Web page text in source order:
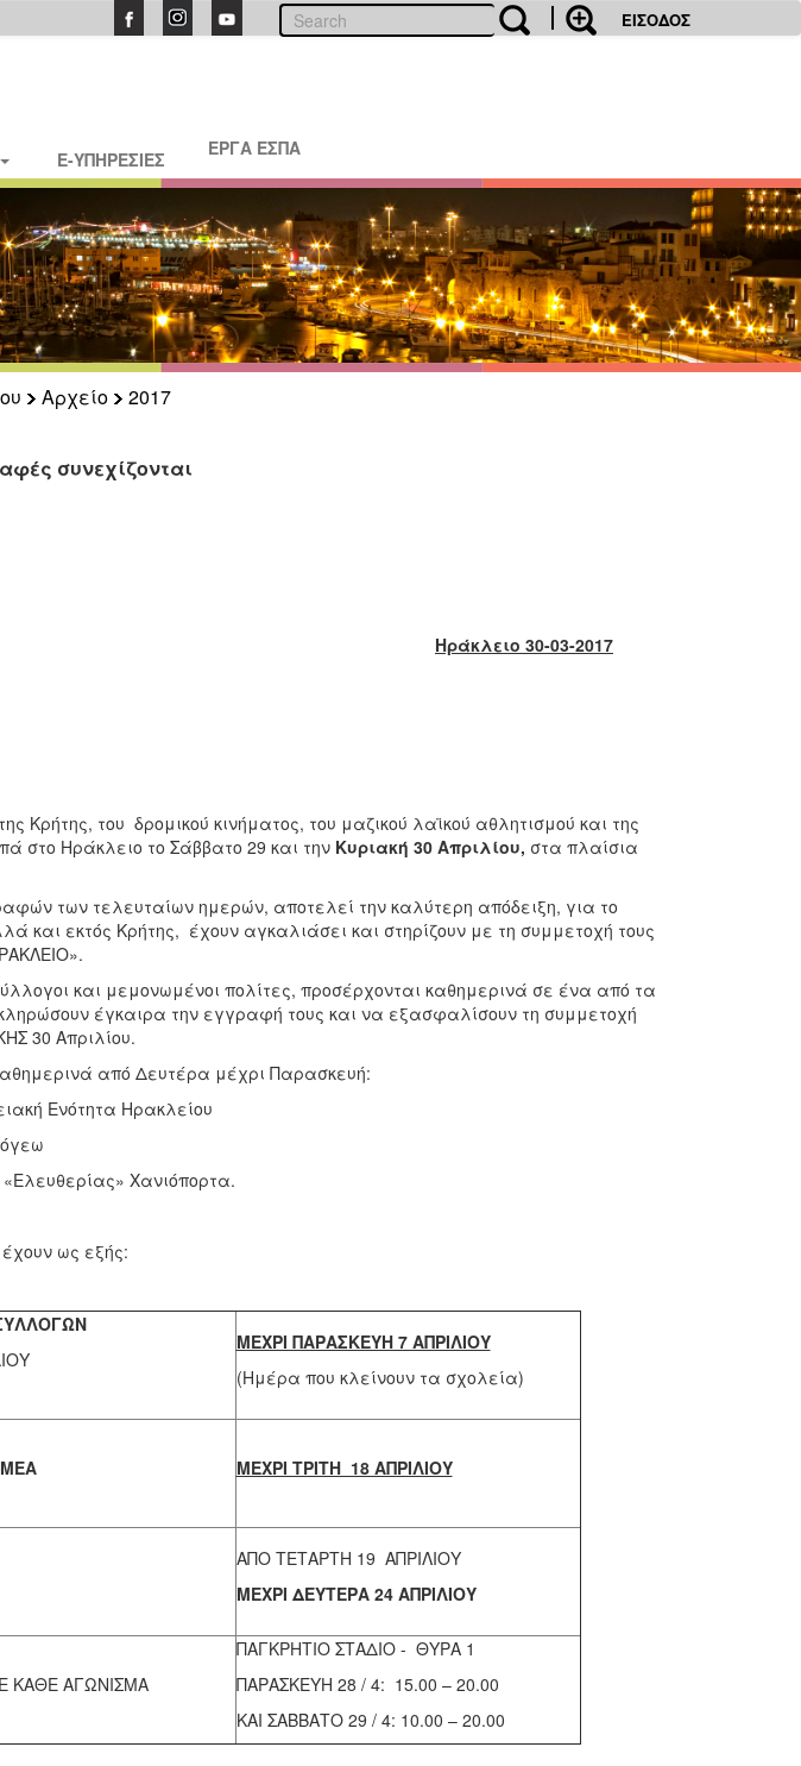
ΕΙΣΟΔΟΣ
E-ΥΠΗΡΕΣΙΕΣ ΕΡΓΑ ΕΣΠΑ
Αρχείο
2017
συνεχίζονται
Ηράκλειο 30-03-2017
Κρήτης, του δρομικού κινήματος, του μαζικού λαϊκού αθλητισμού και της
στο Ηράκλειο το Σάββατο 29 και την Κυριακή 30 Απριλίου, στα πλαίσια
των τελευταίων ημερών, αποτελεί την καλύτερη απόδειξη, για το
και εκτός Κρήτης, έχουν αγκαλιάσει και στηρίζουν με τη συμμετοχή τους
και μεμονωμένοι πολίτες, προσέρχονται καθημερινά σε ένα από τα
έγκαιρα την εγγραφή τους και να εξασφαλίσουν τη συμμετοχή
30 Απριλίου.
από Δευτέρα μέχρι Παρασκευή:
Ενότητα Ηρακλείου
Χανιόπορτα.
ως εξής:
ΜΕΧΡΙ ΠΑΡΑΣΚΕΥΗ 7 ΑΠΡΙΛΙΟΥ
(Ημέρα που κλείνουν τα σχολεία)
ΜΕΧΡΙ ΤΡΙΤΗ 18 ΑΠΡΙΛΙΟΥ
ΑΠΟ ΤΕΤΑΡΤΗ 19 ΑΠΡΙΛΙΟΥ
ΜΕΧΡΙ ΔΕΥΤΕΡΑ 24 ΑΠΡΙΛΙΟΥ
ΚΑΘΕ ΑΓΩΝΙΣΜΑ
ΠΑΓΚΡΗΤΙΟ ΣΤΑΔΙΟ - ΘΥΡΑ 1
ΠΑΡΑΣΚΕΥΗ 28 / 4: 15.00 – 20.00
ΚΑΙ ΣΑΒΒΑΤΟ 29 / 4: 10.00 – 20.00